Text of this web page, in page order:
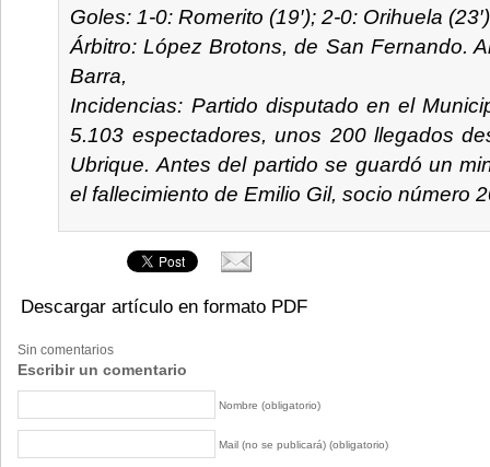
Goles: 1-0: Romerito (19′); 2-0: Orihuela
Árbitro: López Brotons, de San Fernando.
Barra,
Incidencias: Partido disputado en el
5.103 espectadores, unos 200 llegados
Ubrique. Antes del partido se guardó un
el fallecimiento de Emilio Gil, socio número
Descargar artículo en formato PDF
Sin comentarios
Escribir un comentario
Nombre (obligatorio)
Mail (no se publicará) (obligatorio)